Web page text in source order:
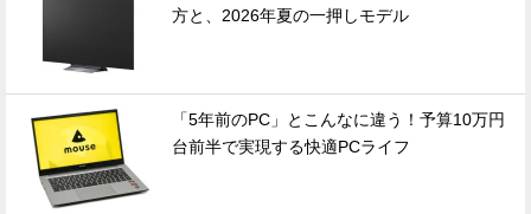
方と、2026年夏の一押しモデル
「5年前のPC」とこんなに違う！予算10万円
台前半で実現する快適PCライフ